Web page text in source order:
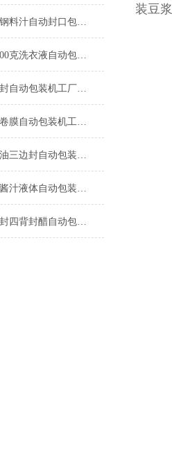
液体小袋不锈钢料汁自动封口包装机厂家
液体不锈钢1000克洗衣液自动包装机厂家
透明液体三边封自动包装机工厂生产
液体卤汁背封卷膜自动包装机工厂生产
液体小立式酱油三边封自动包装机简介
支持定制调味酱汁液体自动包装机厂家
液体卷膜三边封四背封醋自动包装机厂家
装豆